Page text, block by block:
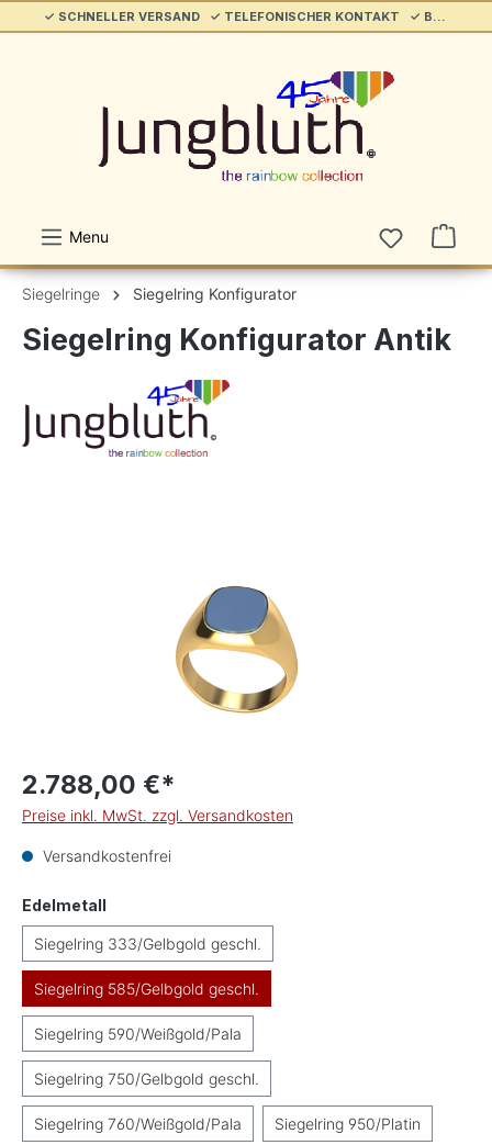
springen ✓ SCHNELLER VERSAND ✓ TELEFONISCHER KONTAKT ✓ BELIEBT & ETABLIERT ✓ SERVICE/HILFE
Menu
Siegelringe Siegelring Konfigurator
Siegelring Konfigurator Antik
2.788,00 €*
Preise inkl. MwSt. zzgl. Versandkosten
Versandkostenfrei
Edelmetall
Siegelring 333/Gelbgold geschl.
Siegelring 585/Gelbgold geschl.
Siegelring 590/Weißgold/Pala
Siegelring 750/Gelbgold geschl.
Siegelring 760/Weißgold/Pala Siegelring 950/Platin